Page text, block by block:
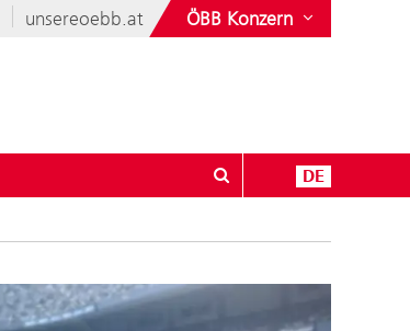
unsereoebb.at ÖBB Konzern
DE